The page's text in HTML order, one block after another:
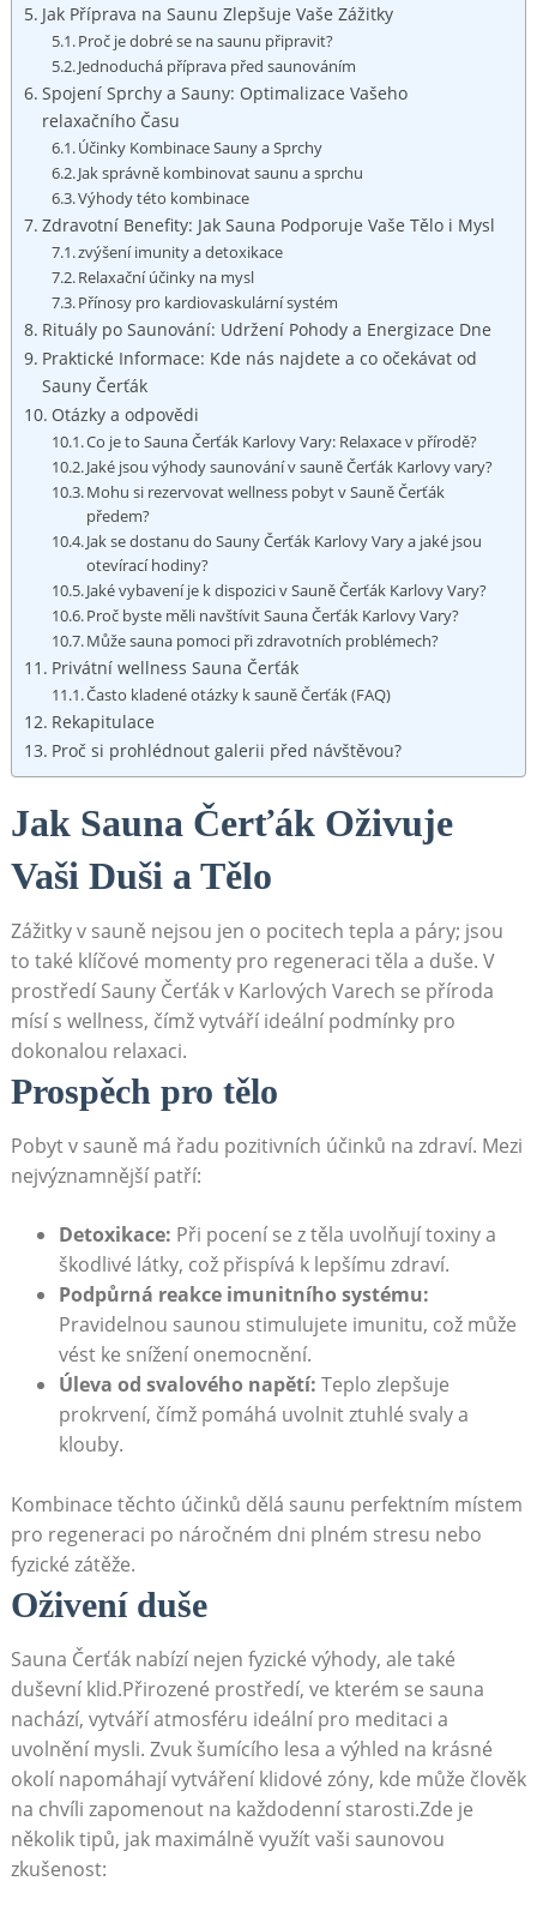
Jak ⁣Příprava na ​Saunu Zlepšuje Vaše Zážitky
Proč je dobré se na saunu připravit?
Jednoduchá příprava před saunováním
Spojení ⁣Sprchy a Sauny: Optimalizace Vašeho
relaxačního ​Času
Účinky Kombinace Sauny a Sprchy
Jak správně⁤ kombinovat saunu a sprchu
Výhody této kombinace
Zdravotní ⁣Benefity: Jak Sauna Podporuje⁢ Vaše Tělo i Mysl
zvýšení imunity a detoxikace
Relaxační účinky ⁣na mysl
Přínosy pro kardiovaskulární systém
Rituály po Saunování: ⁢Udržení Pohody a Energizace⁤ Dne
Praktické Informace: Kde nás najdete a co očekávat od
Sauny Čerťák
Otázky a odpovědi
Co je to Sauna​ Čerťák‌ Karlovy Vary: ⁣Relaxace v přírodě?
Jaké jsou výhody saunování v sauně Čerťák​ Karlovy vary?
Mohu si rezervovat wellness ⁢pobyt‌ v⁣ Sauně ⁢Čerťák‍
předem?
Jak ​se dostanu do Sauny Čerťák ⁢Karlovy Vary a jaké jsou
otevírací hodiny?
Jaké vybavení je k dispozici v Sauně Čerťák ​Karlovy Vary?
Proč byste měli navštívit​ Sauna Čerťák Karlovy Vary?
Může ⁤sauna pomoci při zdravotních problémech?
Privátní wellness Sauna Čerťák
Často kladené otázky k sauně Čerťák (FAQ)
Rekapitulace
Proč si prohlédnout galerii před návštěvou?
Jak Sauna⁣ Čerťák Oživuje
Vaši⁣ Duši a Tělo
Zážitky v sauně nejsou ‍jen o pocitech tepla a‌ páry; jsou
⁢to také⁣ klíčové momenty pro ⁣regeneraci těla ​a duše. V
prostředí Sauny⁢ Čerťák v Karlových Varech se ‍příroda
mísí s wellness, čímž ‌vytváří​ ideální podmínky pro
dokonalou relaxaci.
Prospěch pro tělo
Pobyt v sauně ⁢má ⁢řadu pozitivních účinků na zdraví. ⁣Mezi
nejvýznamnější ⁢patří:
Detoxikace: Při pocení ⁢se z těla ⁤uvolňují toxiny⁤ a
škodlivé látky, což přispívá ‌k lepšímu zdraví.
Podpůrná reakce imunitního ⁣systému:
Pravidelnou ‍saunou⁢ stimulujete imunitu, což může
vést ke snížení onemocnění.
Úleva od svalového⁣ napětí: Teplo zlepšuje
prokrvení, ⁣čímž pomáhá uvolnit ztuhlé svaly a
klouby.
Kombinace ​těchto účinků ⁤dělá saunu perfektním‍ místem
pro regeneraci‍ po náročném ‌dni ⁢plném stresu nebo
⁣fyzické zátěže.
Oživení‌ duše
Sauna⁤ Čerťák nabízí nejen ⁢fyzické⁢ výhody, ​ale také
‍duševní ‍klid.Přirozené prostředí, ve ⁢kterém se‍ sauna
nachází, vytváří atmosféru ideální pro meditaci a
uvolnění mysli. Zvuk šumícího lesa ​a‍ výhled na krásné
okolí napomáhají vytváření‌ klidové ‌zóny, kde může člověk
na ⁣chvíli zapomenout na každodenní starosti.Zde je
několik tipů,‍ jak maximálně využít vaši saunovou
zkušenost: